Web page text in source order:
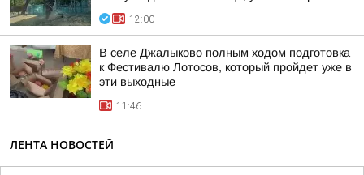
12:00
В селе Джалыково полным ходом подготовка
к Фестивалю Лотосов, который пройдет уже в
эти выходные
11:46
ЛЕНТА НОВОСТЕЙ